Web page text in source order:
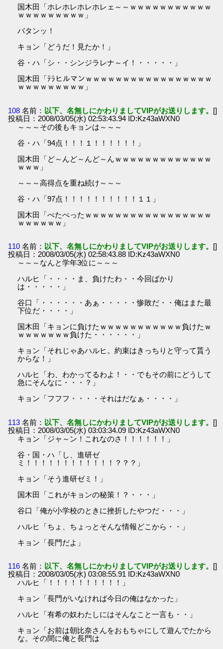
国木田「ホレホレホレホレェ～～ｗｗｗｗｗｗｗｗｗｗｗ
ｗｗｗｗｗｗｗｗｗ」
バタンッ！
キョン「どうだ！見たか！」
谷・ハ「シ・・シンジラレナ～イ！・・・・・」
国木田「ﾃﾗヒルマンｗｗｗｗｗｗｗｗｗｗｗｗｗｗｗｗｗ
ｗｗｗｗｗｗｗｗｗ」
108 名前： 以下、名無しにかわりましてVIPがお送りします。 []
投稿日：2008/03/05(水) 02:53:43.94 ID:Kz43aWXN0
～～～その後もキョンは～～～
谷・ハ「94点！！！１！！！！！！」
国木田「ど～んど～んど～んｗｗｗｗｗｗｗｗｗｗｗｗｗ
ｗｗｗ」
～～～高得点を重ね続け～～～
谷・ハ「97点！！！！！！！！！！１１」
国木田「べたべったｗｗｗｗｗｗｗｗｗｗｗｗｗｗｗｗｗ
ｗｗｗｗｗｗ」
110 名前： 以下、名無しにかわりましてVIPがお送りします。 []
投稿日：2008/03/05(水) 02:58:43.88 ID:Kz43aWXN0
～～～なんと学年3位に～～～
ハルヒ「・・・・ま、負けたわ・・今回ばかり
は・・・・・」
谷口「・・・・・・あぁ・・・・・惨敗だ・・俺はまた最
下位だ・・・・」
国木田「キョンに負けたｗｗｗｗｗｗｗｗｗｗｗ負けたｗ
ｗｗｗｗｗｗｗ負けた・・・・・・」
キョン「それじゃあハルヒ。約束はきっちりと守って貰う
からな！」
ハルヒ「わ、わかってるわよ！・・でもその前にどうして
急にそんなに・・・？」
キョン「フフフ・・・・それはだなぁ・・・・」
113 名前： 以下、名無しにかわりましてVIPがお送りします。 []
投稿日：2008/03/05(水) 03:03:34.09 ID:Kz43aWXN0
キョン「ジャ～ン！これなのさ！！！！！！」
谷・国・ハ「し、進研ゼ
ミ！！！！！！！！！！！！？？？」
キョン「そう進研ゼミ！」
国木田「これがキョンの秘策！？・・・」
谷口「俺が小学校のときに挫折したやつだ・・・」
ハルヒ「ちょ、ちょっとそんな情報どこから・・」
キョン「長門だよ」
116 名前： 以下、名無しにかわりましてVIPがお送りします。 []
投稿日：2008/03/05(水) 03:08:55.91 ID:Kz43aWXN0
ハルヒ「！！！！！！！！！！」
キョン「長門がいなければ今日の俺はなかった」
ハルヒ「有希の奴わたしにはそんなこと一言も・・」
キョン「お前は朝比奈さんをおもちゃにして遊んでたから
な。その間に俺と長門は